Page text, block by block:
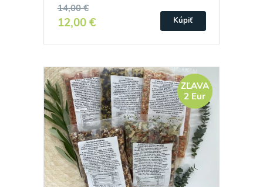
14,00 €
12,00 € Kúpiť
ZĽAVA
2 Eur